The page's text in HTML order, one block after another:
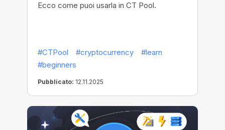
Ecco come puoi usarla in CT Pool.
#CTPool #cryptocurrency
#learn
#beginners
Pubblicato: 12.11.2025